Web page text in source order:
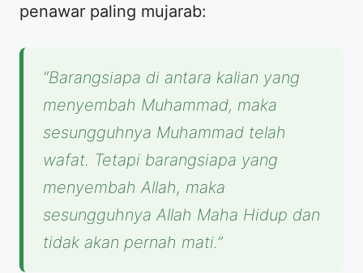
penawar paling mujarab:
“Barangsiapa di antara kalian yang
menyembah Muhammad, maka
sesungguhnya Muhammad telah
wafat. Tetapi barangsiapa yang
menyembah Allah, maka
sesungguhnya Allah Maha Hidup dan
tidak akan pernah mati.”